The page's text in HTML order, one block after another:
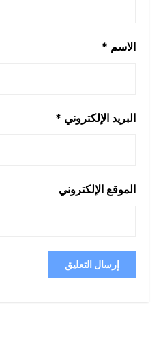
الاسم *
البريد الإلكتروني *
الموقع الإلكتروني